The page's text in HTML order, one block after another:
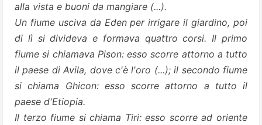
alla vista e buoni da mangiare (...).
Un fiume usciva da Eden per irrigare il giardino, poi
di lì si divideva e formava quattro corsi. Il primo
fiume si chiamava Pison: esso scorre attorno a tutto
il paese di Avila, dove c'è l'oro (...); il secondo fiume
si chiama Ghicon: esso scorre attorno a tutto il
paese d'Etiopia.
Il terzo fiume si chiama Tiri: esso scorre ad oriente